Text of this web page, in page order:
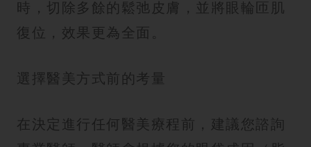
時，切除多餘的鬆弛皮膚，並將眼輪匝肌
復位，效果更為全面。
選擇醫美方式前的考量
在決定進行任何醫美療程前，建議您諮詢